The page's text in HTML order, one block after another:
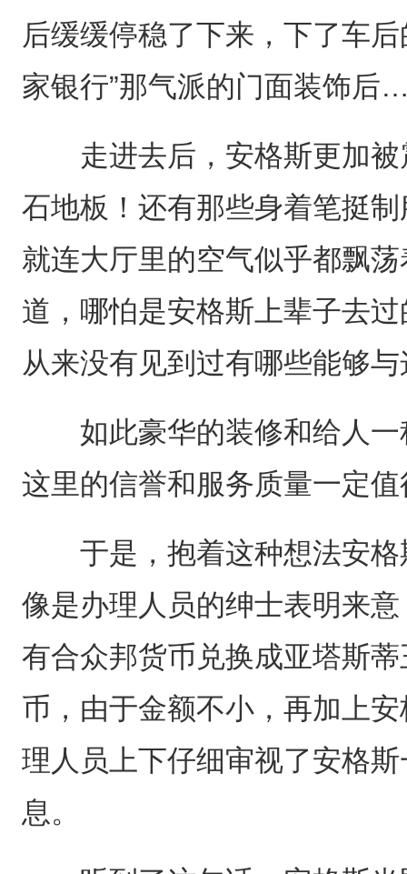
后缓缓停稳了下来，下了车
家银行”那气派的门面装饰
走进去后，安格斯更加被
石地板！还有那些身着笔挺
就连大厅里的空气似乎都飘
道，哪怕是安格斯上辈子去
从来没有见到过有哪些能够
如此豪华的装修和给人一
这里的信誉和服务质量一定
于是，抱着这种想法安格
像是办理人员的绅士表明来
有合众邦货币兑换成亚塔斯
币，由于金额不小，再加上
理人员上下仔细审视了安格
息。